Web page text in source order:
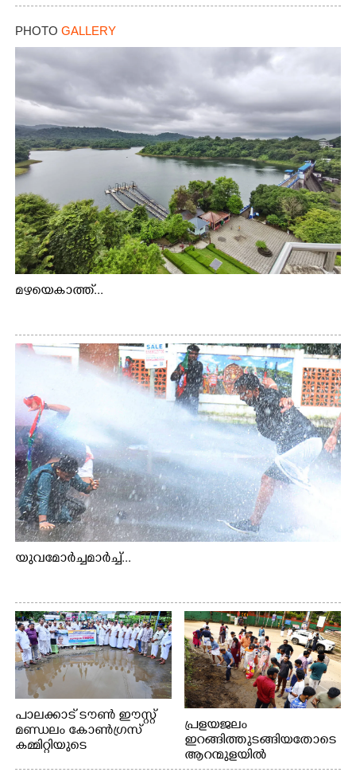
PHOTO GALLERY
മഴയെകാത്ത്...
യുവമോർച്ചമാർച്ച്...
പാലക്കാട് ടൗൺ ഈസ്റ്റ്
മണ്ഡലം കോൺഗ്രസ്
കമ്മിറ്റിയുടെ
പ്രളയജലം
ഇറങ്ങിത്തുടങ്ങിയതോടെ
ആറന്മുളയിൽ
ഗ്രാമപഞ്ചായത്ത്